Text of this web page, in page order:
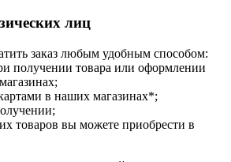
лиц
заказ любым удобным способом:
получении товара или оформлении
в наших магазинах*;
товаров вы можете приобрести в